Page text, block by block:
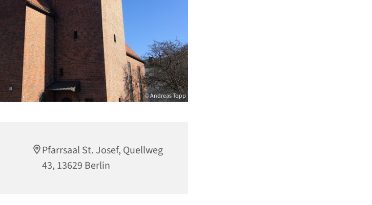
© Andreas Topp
Pfarrsaal St. Josef, Quellweg
43, 13629 Berlin